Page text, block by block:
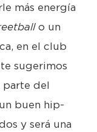
más energía
o un
en el club
sugerimos
del
buen hip-
y será una